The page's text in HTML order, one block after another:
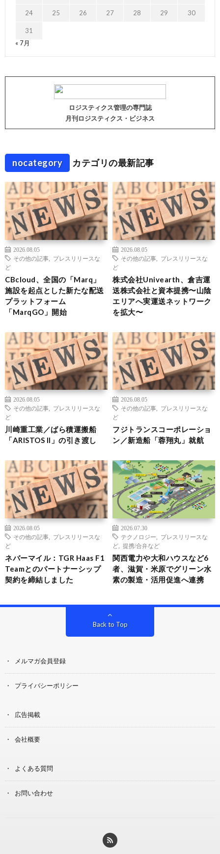
24 25 26 27 28 29 30
31
« 7月
ロジスティクス管理の専門誌
月刊ロジスティクス・ビジネス
nocategory カテゴリの最新記事
2026.08.05
その他の記事
プレスリリースな
ど
CBcloud、全国の「Marq」
施設を起点とした新たな配送
プラットフォーム
「MarqGO」開始
2026.08.05
その他の記事
プレスリリースな
ど
株式会社Univearth、倉吉運
送株式会社と資本提携〜山陰
エリアへ実運送ネットワーク
を拡大〜
2026.08.05
その他の記事
プレスリリースな
ど
川崎重工業／ばら積運搬船
「ARISTOS II」の引き渡し
2026.08.05
その他の記事
プレスリリースな
ど
フジトランスコーポレーショ
ン／新造船「蓉翔丸」就航
2026.08.05
その他の記事
プレスリリースな
ど
ネバーマイル：TGR Haas F1
Teamとのパートナーシップ
契約を締結しました
2026.07.30
テクノロジー
プレスリリースな
ど
提携/合弁など
関西電力や大和ハウスなど6
者、滋賀・米原でグリーン水
素の製造・活用促進へ連携
Back to Top
メルマガ会員登録
プライバシーポリシー
広告掲載
会社概要
よくある質問
お問い合わせ